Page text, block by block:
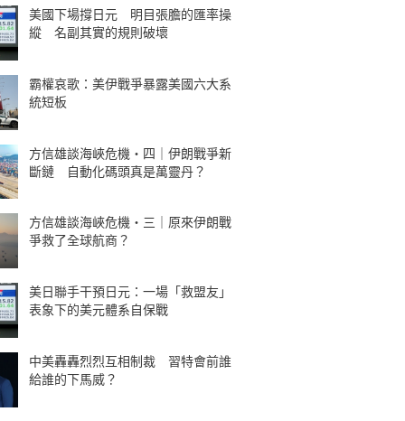
美國下場撐日元 明目張膽的匯率操
縱 名副其實的規則破壞
霸權哀歌：美伊戰爭暴露美國六大系
統短板
方信雄談海峽危機・四｜伊朗戰爭新
斷鏈 自動化碼頭真是萬靈丹？
方信雄談海峽危機・三｜原來伊朗戰
爭救了全球航商？
美日聯手干預日元：一場「救盟友」
表象下的美元體系自保戰
中美轟轟烈烈互相制裁 習特會前誰
給誰的下馬威？